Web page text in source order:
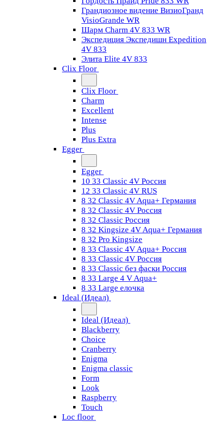
Грандиозное видение ВизиоГранд
VisioGrande WR
Шарм Charm 4V 833 WR
Экспедиция Экспедишн Expedition
4V 833
Элита Elite 4V 833
Clix Floor
Clix Floor
Charm
Excellent
Intense
Plus
Plus Extra
Egger
Egger
10 33 Classic 4V Россия
12 33 Classic 4V RUS
8 32 Classic 4V Aqua+ Германия
8 32 Classic 4V Россия
8 32 Classic Россия
8 32 Kingsize 4V Aqua+ Германия
8 32 Pro Kingsize
8 33 Classic 4V Aqua+ Россия
8 33 Classic 4V Россия
8 33 Classic без фаски Россия
8 33 Large 4 V Aqua+
8 33 Large елочка
Ideal (Идеал)
Ideal (Идеал)
Blackberry
Choice
Cranberry
Enigma
Enigma classic
Form
Look
Raspberry
Touch
Loc floor